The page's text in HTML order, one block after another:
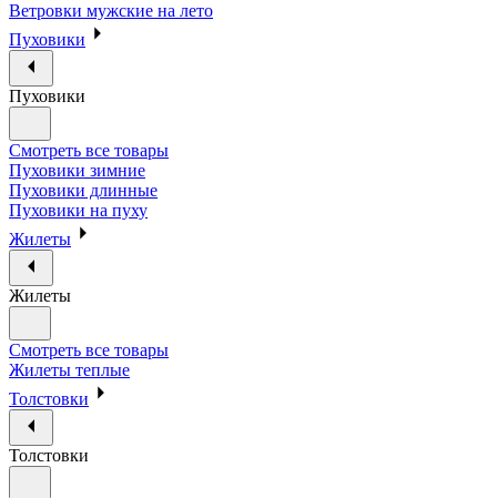
Ветровки мужские на лето
Пуховики
Пуховики
Смотреть все товары
Пуховики зимние
Пуховики длинные
Пуховики на пуху
Жилеты
Жилеты
Смотреть все товары
Жилеты теплые
Толстовки
Толстовки